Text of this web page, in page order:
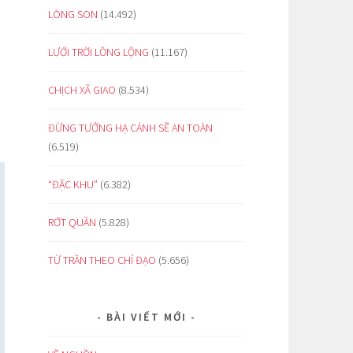
LÒNG SON (14.492)
LƯỚI TRỜI LỒNG LỘNG (11.167)
CHỊCH XÃ GIAO (8.534)
ĐỪNG TƯỞNG HẠ CÁNH SẼ AN TOÀN
(6.519)
“ĐẶC KHU” (6.382)
RỚT QUẦN (5.828)
TỪ TRẦN THEO CHỈ ĐẠO (5.656)
BÀI VIẾT MỚI